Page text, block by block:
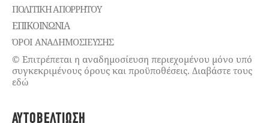
ΠΟΛΙΤΙΚΉ ΑΠΟΡΡΉΤΟΥ
ΕΠΙΚΟΙΝΩΝΊΑ
ΌΡΟΙ ΑΝΑΔΗΜΟΣΙΕΥΣΗΣ
© Επιτρέπεται η αναδημοσίευση περιεχομένου μόνο υπό
συγκεκριμένους όρους και προϋποθέσεις. Διαβάστε τους
εδώ
ΑΥΤΟΒΕΛΤΊΩΣΗ